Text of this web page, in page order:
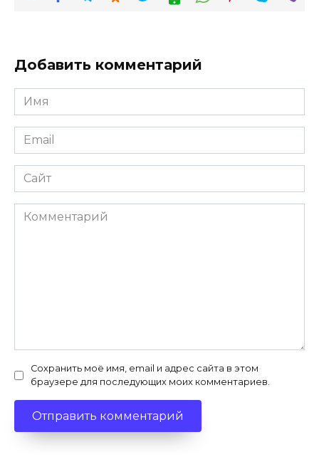
Добавить комментарий
Имя
*
Email
*
Сайт
Комментарий
Сохранить моё имя, email и адрес сайта в этом
браузере для последующих моих комментариев.